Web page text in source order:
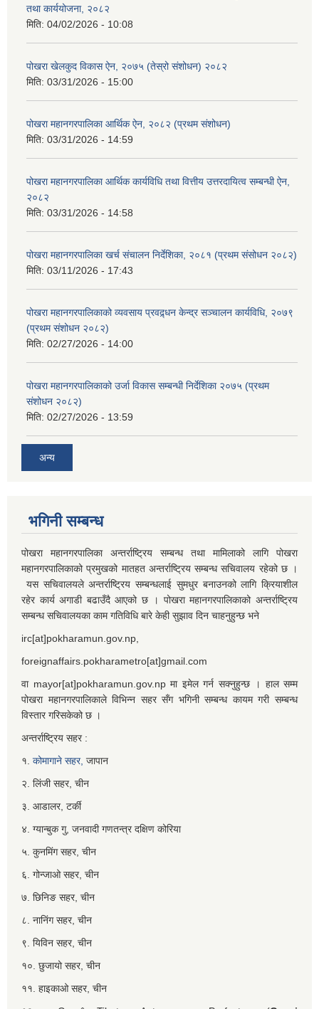
तथा कार्ययोजना, २०८२
मिति: 04/02/2026 - 10:08
पोखरा खेलकुद विकास ऐन, २०७५ (तेस्रो संशोधन) २०८२
मिति: 03/31/2026 - 15:00
पोखरा महानगरपालिका आर्थिक ऐन, २०८२ (प्रथम संशोधन)
मिति: 03/31/2026 - 14:59
पोखरा महानगरपालिका आर्थिक कार्यविधि तथा वित्तीय उत्तरदायित्व सम्बन्धी ऐन,
२०८२
मिति: 03/31/2026 - 14:58
पोखरा महानगरपालिका खर्च संचालन निर्देशिका, २०८१ (प्रथम संसोधन २०८२)
मिति: 03/11/2026 - 17:43
पोखरा महानगरपालिकाको व्यवसाय प्रवद्र्धन केन्द्र सञ्चालन कार्यविधि, २०७९
(प्रथम संशोधन २०८२)
मिति: 02/27/2026 - 14:00
पोखरा महानगरपालिकाको उर्जा विकास सम्बन्धी निर्देशिका २०७५ (प्रथम
संशोधन २०८२)
मिति: 02/27/2026 - 13:59
अन्य
भगिनी सम्बन्ध
पोखरा महानगरपालिका अन्तर्राष्ट्रिय सम्बन्ध तथा मामिलाको लागि पोखरा
महानगरपालिकाको प्रमुखको मातहत अन्तर्राष्ट्रिय सम्बन्ध सचिवालय रहेको छ ।
यस सचिवालयले अन्तर्राष्ट्रिय सम्बन्धलाई सुमधुर बनाउनको लागि क्रियाशील
रहेर कार्य अगाडी बढाउँदै आएको छ । पोखरा महानगरपालिकाको अन्तर्राष्ट्रिय
सम्बन्ध सचिवालयका काम गतिविधि बारे केही सुझाव दिन चाहनुहुन्छ भने
irc[at]pokharamun.gov.np,
foreignaffairs.pokharametro[at]gmail.com
वा mayor[at]pokharamun.gov.np मा इमेल गर्न सक्नुहुन्छ । हाल सम्म
पोखरा महानगरपालिकाले विभिन्न सहर सँग भगिनी सम्बन्ध कायम गरी सम्बन्ध
विस्तार गरिसकेको छ ।
अन्तर्राष्ट्रिय सहर :
१. कोमागाने सहर, जापान
२. लिंजी सहर, चीन
३. आडालर, टर्की
४. ग्यान्बुक गु, जनवादी गणतन्त्र दक्षिण कोरिया
५. कुनमिंग सहर, चीन
६. गोन्जाओ सहर, चीन
७. छिनिङ सहर, चीन
८. नानिंग सहर, चीन
९. यिविन सहर, चीन
१०. छुजायो सहर, चीन
११. हाइकाओ सहर, चीन